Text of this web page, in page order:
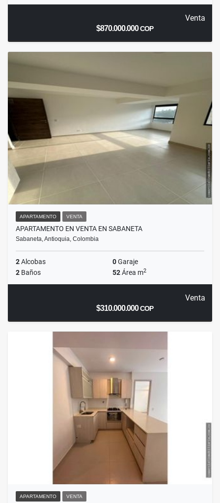
Venta
$870.000.000COP
APARTAMENTO VENTA
APARTAMENTO EN VENTA EN SABANETA
Sabaneta, Antioquia, Colombia
2Alcobas 0Garaje
2 Baños 52Área m2
Venta
$310.000.000COP
APARTAMENTO VENTA